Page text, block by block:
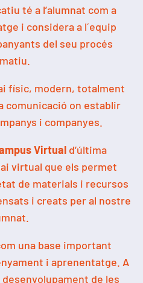
té a l’alumnat com a
i considera a l´equip
del seu procés
físic, modern, totalment
comunicació on establir
i companyes.
Virtuald’última
virtual que els permet
de materials i recursos
i creats per al nostre
una base important
i aprenentatge. A
de les